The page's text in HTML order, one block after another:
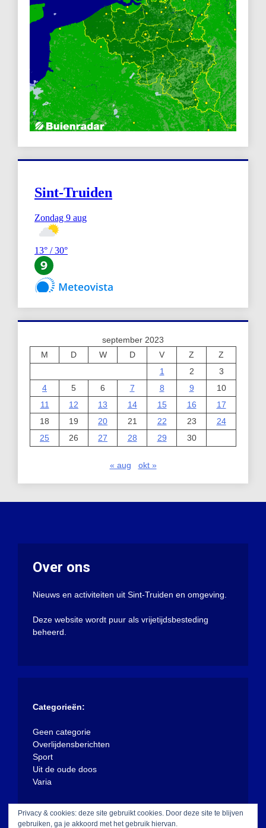
september 2023
M
D W D V Z
Z
1
2
3
4
5 6 7 8 9
10
11
12 13 14 15 16
17
18
19 20 21 22 23
24
25
26 27 28 29 30
« aug okt »
Over ons
Nieuws en activiteiten uit Sint-Truiden en omgeving.
Deze website wordt puur als vrijetijdsbesteding
beheerd.
Categorieën:
Geen categorie
Overlijdensberichten
Sport
Uit de oude doos
Varia
Privacy & cookies: deze site gebruikt cookies. Door deze site te blijven
gebruiken, ga je akkoord met het gebruik hiervan.